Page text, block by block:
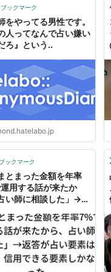
ブックマーク
をやってる男性です。
人ってなんで占い嫌い
ろ』という..
ックマーク
とまった金額を年率
用する話が来たか
い師に相談した」→返
る要素しかなかった